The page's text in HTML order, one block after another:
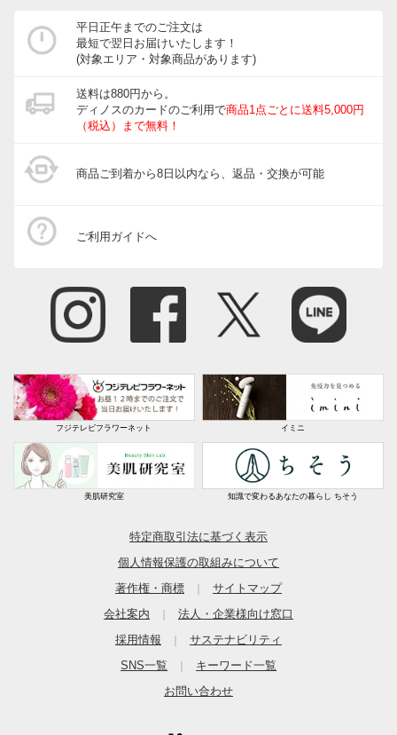
平日正午までのご注文は
最短で翌日お届けいたします！
(対象エリア・対象商品があります)
送料は880円から。
ディノスのカードのご利用で商品1点ごとに送料5,000円
（税込）まで無料！
商品ご到着から8日以内なら、返品・交換が可能
ご利用ガイドへ
フジテレビフラワーネット イミニ
美肌研究室 知識で変わるあなたの暮らし ちそう
特定商取引法に基づく表示
個人情報保護の取組みについて
著作権・商標
｜
サイトマップ
会社案内
｜
法人・企業様向け窓口
採用情報
｜
サステナビリティ
SNS一覧
｜
キーワード一覧
お問い合わせ